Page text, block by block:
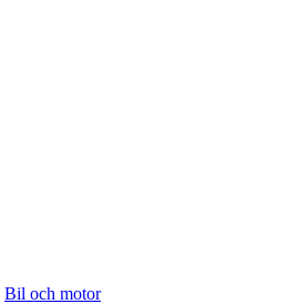
Bil och motor